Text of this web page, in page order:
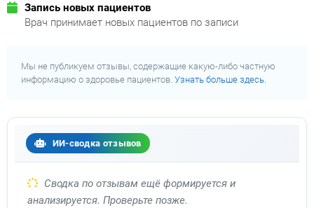
Запись новых пациентов
Врач принимает новых пациентов по записи
Мы не публикуем отзывы, содержащие какую-либо частную
информацию о здоровье пациентов. Узнать больше здесь.
ИИ-сводка отзывов
Сводка по отзывам ещё формируется и
анализируется. Проверьте позже.